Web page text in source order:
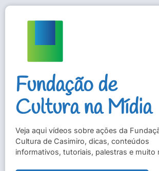
Fundação de
Cultura na Mídia
Veja aqui vídeos sobre ações da
Cultura de Casimiro, dicas, conteúdos
informativos, tutoriais, palestras e muito